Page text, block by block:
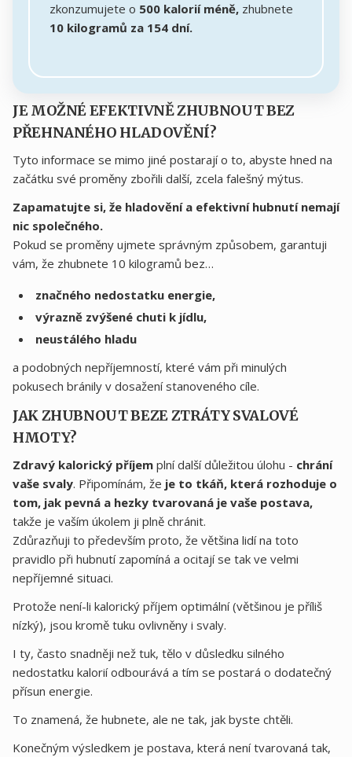
zkonzumujete o 500 kalorií méně, zhubnete
10 kilogramů za 154 dní.
JE MOŽNÉ EFEKTIVNĚ ZHUBNOUT BEZ
PŘEHNANÉHO HLADOVĚNÍ?
Tyto informace se mimo jiné postarají o to, abyste hned na
začátku své proměny zbořili další, zcela falešný mýtus.
Zapamatujte si, že hladovění a efektivní hubnutí nemají
nic společného.
Pokud se proměny ujmete správným způsobem, garantuji
vám, že zhubnete 10 kilogramů bez…
značného nedostatku energie,
výrazně zvýšené chuti k jídlu,
neustálého hladu
a podobných nepříjemností, které vám při minulých
pokusech bránily v dosažení stanoveného cíle.
JAK ZHUBNOUT BEZE ZTRÁTY SVALOVÉ
HMOTY?
Zdravý kalorický příjem plní další důležitou úlohu - chrání
vaše svaly. Připomínám, že je to tkáň, která rozhoduje o
tom, jak pevná a hezky tvarovaná je vaše postava,
takže je vaším úkolem ji plně chránit.
Zdůrazňuji to především proto, že většina lidí na toto
pravidlo při hubnutí zapomíná a ocitají se tak ve velmi
nepříjemné situaci.
Protože není-li kalorický příjem optimální (většinou je příliš
nízký), jsou kromě tuku ovlivněny i svaly.
I ty, často snadněji než tuk, tělo v důsledku silného
nedostatku kalorií odbourává a tím se postará o dodatečný
přísun energie.
To znamená, že hubnete, ale ne tak, jak byste chtěli.
Konečným výsledkem je postava, která není tvarovaná tak,